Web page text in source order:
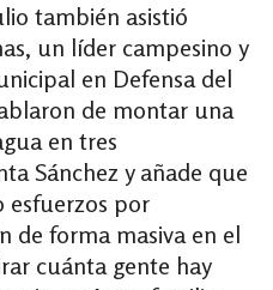
también asistió
un líder campesino y
en Defensa del
de montar una
en tres
Sánchez y añade que
esfuerzos por
de forma masiva en el
cuánta gente hay